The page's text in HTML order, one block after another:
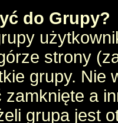
do Grupy?
strony
grupy. Nie
zamknięte a
grupa jest